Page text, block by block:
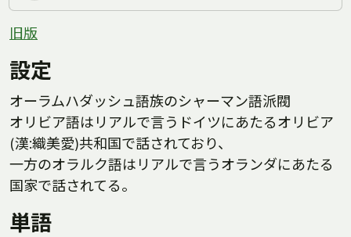
旧版
設定
オーラムハダッシュ語族のシャーマン語派閥
オリビア語はリアルで言うドイツにあたるオリビア
(漢:織美愛)共和国で話されており、
一方のオラルク語はリアルで言うオランダにあたる
国家で話されてる。
単語